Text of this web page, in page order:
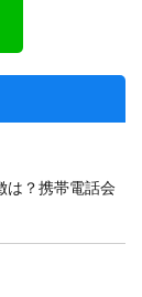
は？携帯電話会